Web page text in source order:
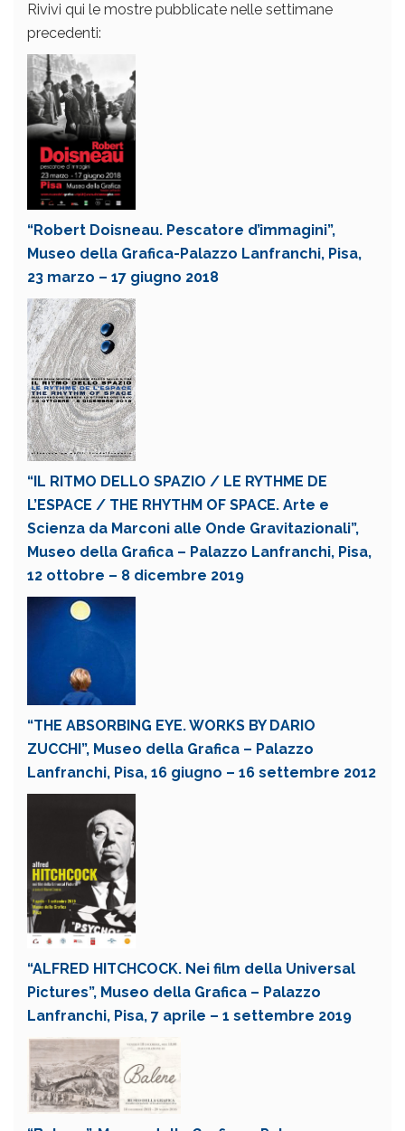
Rivivi qui le mostre pubblicate nelle settimane
precedenti:
“Robert Doisneau. Pescatore d’immagini”,
Museo della Grafica-Palazzo Lanfranchi, Pisa,
23 marzo – 17 giugno 2018
“IL RITMO DELLO SPAZIO / LE RYTHME DE
L’ESPACE / THE RHYTHM OF SPACE. Arte e
Scienza da Marconi alle Onde Gravitazionali”,
Museo della Grafica – Palazzo Lanfranchi, Pisa,
12 ottobre – 8 dicembre 2019
“THE ABSORBING EYE. WORKS BY DARIO
ZUCCHI”, Museo della Grafica – Palazzo
Lanfranchi, Pisa, 16 giugno – 16 settembre 2012
“ALFRED HITCHCOCK. Nei film della Universal
Pictures”, Museo della Grafica – Palazzo
Lanfranchi, Pisa, 7 aprile – 1 settembre 2019